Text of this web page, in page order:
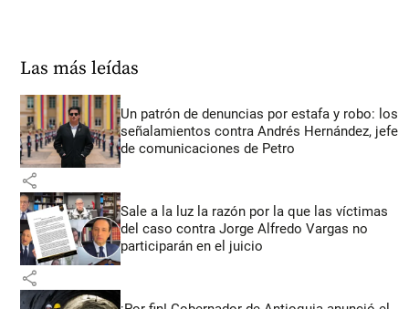
Las más leídas
Un patrón de denuncias por estafa y robo: los
señalamientos contra Andrés Hernández, jefe
de comunicaciones de Petro
share
Sale a la luz la razón por la que las víctimas
del caso contra Jorge Alfredo Vargas no
participarán en el juicio
share